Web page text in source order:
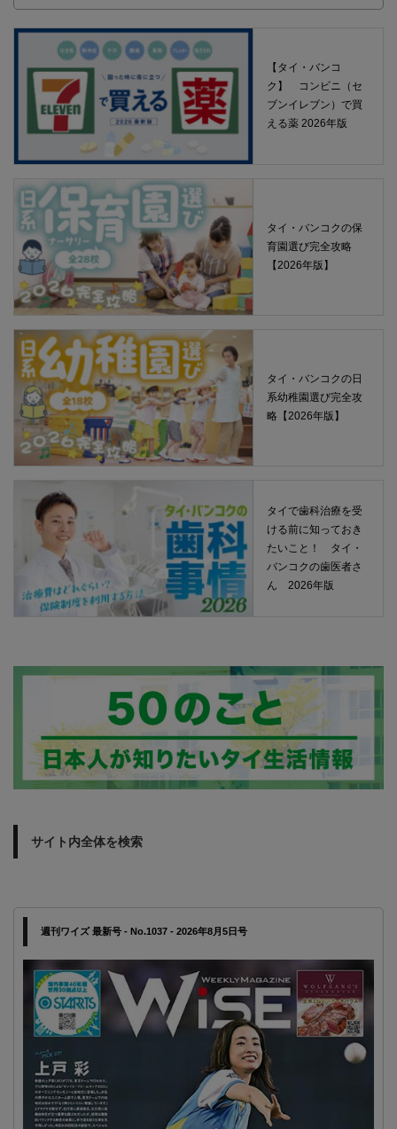
【タイ・バンコ
ク】 コンビニ（セ
ブンイレブン）で買
える薬 2026年版
タイ・バンコクの保
育園選び完全攻略
【2026年版】
タイ・バンコクの日
系幼稚園選び完全攻
略【2026年版】
タイで歯科治療を受
ける前に知っておき
たいこと！ タイ・
バンコクの歯医者さ
ん 2026年版
サイト内全体を検索
週刊ワイズ 最新号 - No.1037 - 2026年8月5日号